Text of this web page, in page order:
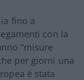
fino a
con la
“misure
per giorni una
è stata